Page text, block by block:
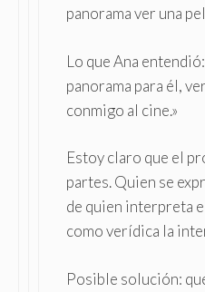
panorama ver una
Lo que Ana
panorama para él,
conmigo al cine.»
Estoy claro que el
partes. Quien se
de quien interpreta
como verídica la
Posible solución: